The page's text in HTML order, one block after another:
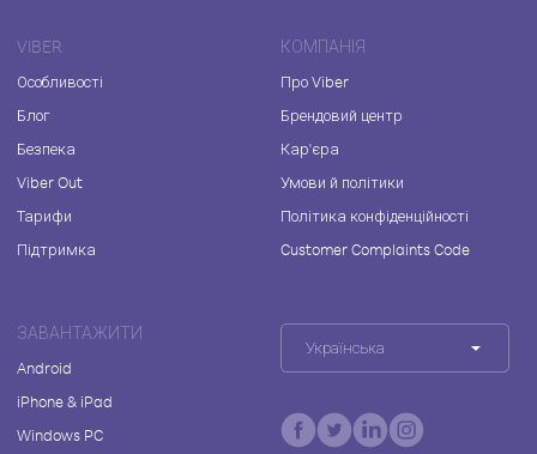
VIBER
Особливості
Блог
Безпека
Viber Out
Тарифи
Підтримка
КОМПАНІЯ
Про Viber
Брендовий центр
Кар'єра
Умови й політики
Політика конфіденційності
Customer Complaints Code
ЗАВАНТАЖИТИ
Android
iPhone & iPad
Windows PC
Українська